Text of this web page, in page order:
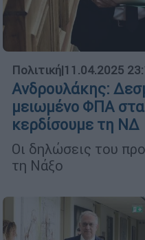
Πολιτική|11.04.2025
Ανδρουλάκης:
μειωμένο ΦΠΑ
κερδίσουμε τη ΝΔ
Οι δηλώσεις του
τη Νάξο